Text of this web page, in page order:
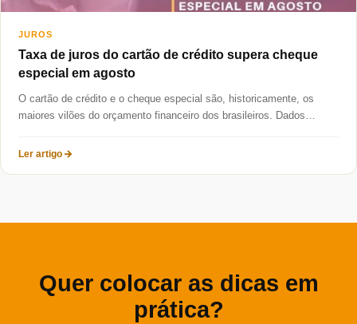
JUROS
Taxa de juros do cartão de crédito supera cheque
especial em agosto
O cartão de crédito e o cheque especial são, historicamente, os
maiores vilões do orçamento financeiro dos brasileiros. Dados
Ler artigo
Quer colocar as dicas em
prática?